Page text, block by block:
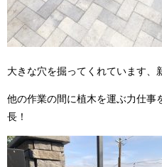
大きな穴を掘ってくれています、
他の作業の間に植木を運ぶ力仕事
長！